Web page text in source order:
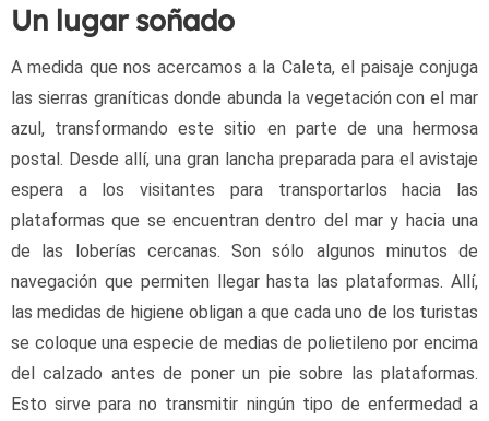
Un lugar soñado
A medida que nos acercamos a la Caleta, el paisaje conjuga
las sierras graníticas donde abunda la vegetación con el mar
azul, transformando este sitio en parte de una hermosa
postal. Desde allí, una gran lancha preparada para el avistaje
espera a los visitantes para transportarlos hacia las
plataformas que se encuentran dentro del mar y hacia una
de las loberías cercanas. Son sólo algunos minutos de
navegación que permiten llegar hasta las plataformas. Allí,
las medidas de higiene obligan a que cada uno de los turistas
se coloque una especie de medias de polietileno por encima
del calzado antes de poner un pie sobre las plataformas.
Esto sirve para no transmitir ningún tipo de enfermedad a